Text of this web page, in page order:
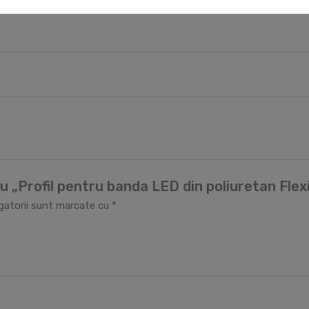
pentru banda LED din poliuretan
sunt marcate cu *